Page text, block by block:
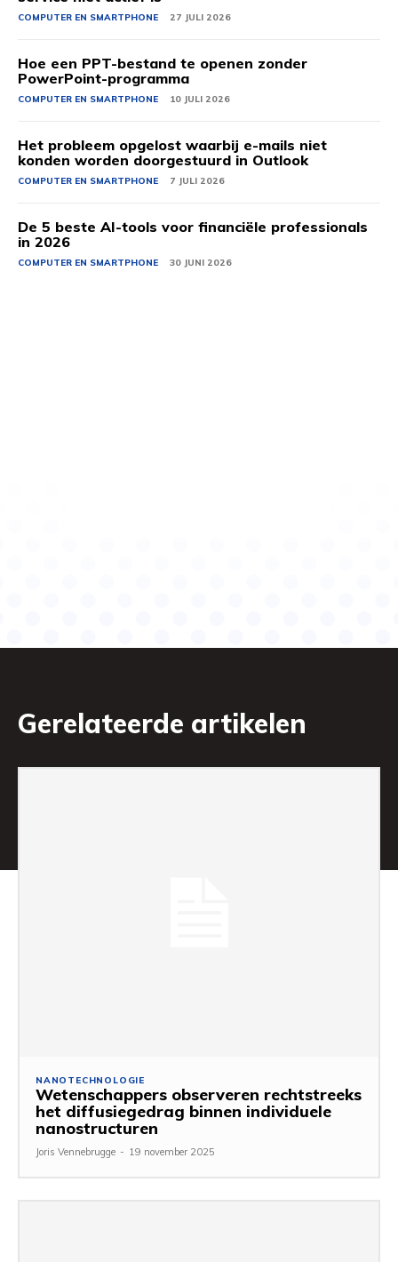
COMPUTER EN SMARTPHONE 27 JULI 2026
Hoe een PPT-bestand te openen zonder
PowerPoint-programma
COMPUTER EN SMARTPHONE 10 JULI 2026
Het probleem opgelost waarbij e-mails niet
konden worden doorgestuurd in Outlook
COMPUTER EN SMARTPHONE 7 JULI 2026
De 5 beste AI-tools voor financiële professionals
in 2026
COMPUTER EN SMARTPHONE 30 JUNI 2026
Gerelateerde artikelen
NANOTECHNOLOGIE
Wetenschappers observeren rechtstreeks
het diffusiegedrag binnen individuele
nanostructuren
Joris Vennebrugge - 19 november 2025